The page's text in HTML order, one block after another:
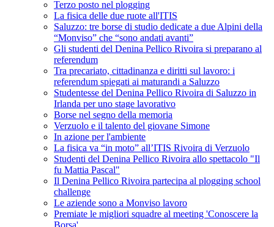
Terzo posto nel plogging
La fisica delle due ruote all'ITIS
Saluzzo: tre borse di studio dedicate a due Alpini della
“Monviso” che “sono andati avanti”
Gli studenti del Denina Pellico Rivoira si preparano al
referendum
Tra precariato, cittadinanza e diritti sul lavoro: i
referendum spiegati ai maturandi a Saluzzo
Studentesse del Denina Pellico Rivoira di Saluzzo in
Irlanda per uno stage lavorativo
Borse nel segno della memoria
Verzuolo e il talento del giovane Simone
In azione per l'ambiente
La fisica va “in moto” all’ITIS Rivoira di Verzuolo
Studenti del Denina Pellico Rivoira allo spettacolo "Il
fu Mattia Pascal"
Il Denina Pellico Rivoira partecipa al plogging school
challenge
Le aziende sono a Monviso lavoro
Premiate le migliori squadre al meeting 'Conoscere la